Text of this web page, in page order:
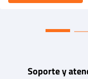
Soporte y